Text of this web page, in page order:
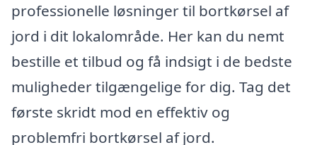
professionelle løsninger til bortkørsel af
jord i dit lokalområde. Her kan du nemt
bestille et tilbud og få indsigt i de bedste
muligheder tilgængelige for dig. Tag det
første skridt mod en effektiv og
problemfri bortkørsel af jord.